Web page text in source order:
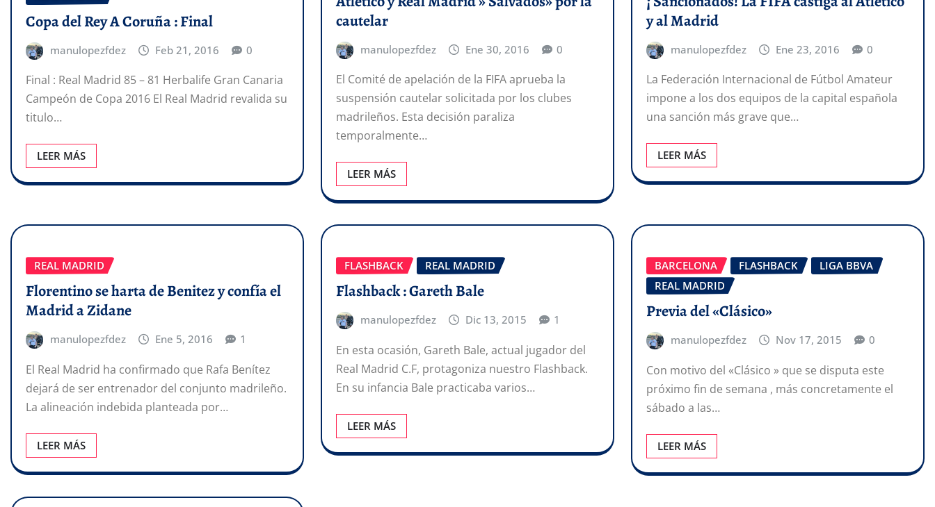
Copa del Rey A Coruña : Final
manulopezfdez Feb 21, 2016 0
Final : Real Madrid 85 – 81 Herbalife Gran Canaria
Campeón de Copa 2016 El Real Madrid revalida su
titulo…
LEER MÁS
cautelar
manulopezfdez Ene 30, 2016 0
El Comité de apelación de la FIFA aprueba la
suspensión cautelar solicitada por los clubes
madrileños. Esta decisión paraliza
temporalmente…
LEER MÁS
y al Madrid
manulopezfdez Ene 23, 2016 0
La Federación Internacional de Fútbol Amateur
impone a los dos equipos de la capital española
una sanción más grave que…
LEER MÁS
REAL MADRID
Florentino se harta de Benitez y confía el
Madrid a Zidane
manulopezfdez Ene 5, 2016 1
El Real Madrid ha confirmado que Rafa Benítez
dejará de ser entrenador del conjunto madrileño.
La alineación indebida planteada por…
LEER MÁS
FLASHBACK REAL MADRID
Flashback : Gareth Bale
manulopezfdez Dic 13, 2015 1
En esta ocasión, Gareth Bale, actual jugador del
Real Madrid C.F, protagoniza nuestro Flashback.
En su infancia Bale practicaba varios…
LEER MÁS
BARCELONA FLASHBACK
LIGA BBVA
REAL MADRID
Previa del «Clásico»
manulopezfdez Nov 17, 2015 0
Con motivo del «Clásico » que se disputa este
próximo fin de semana , más concretamente el
sábado a las…
LEER MÁS